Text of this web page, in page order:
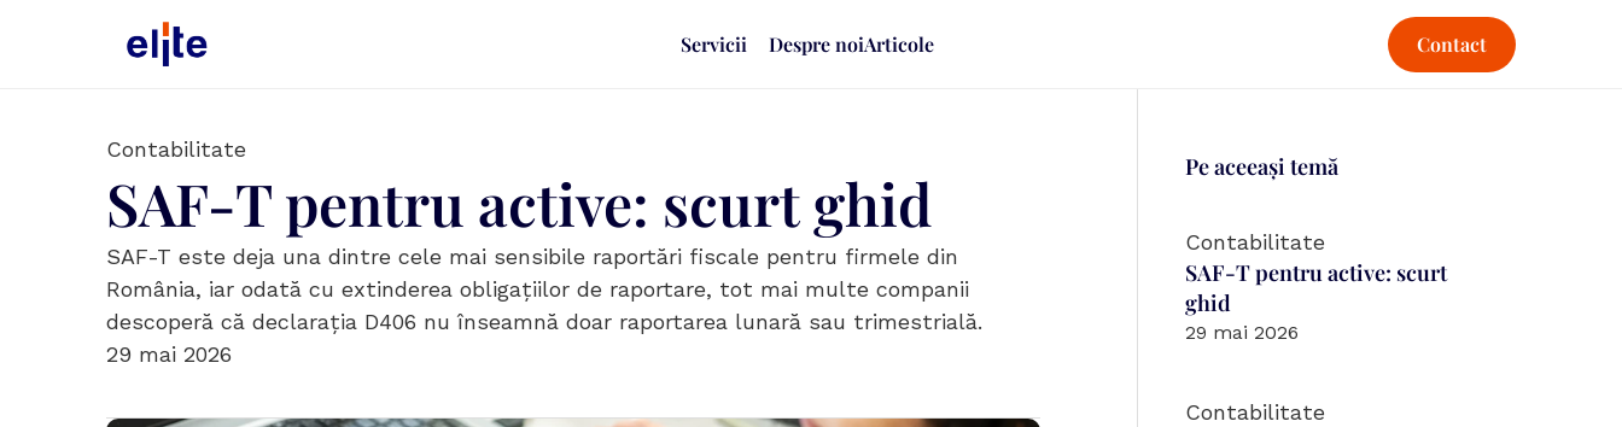
Servicii Despre noiArticole Contact
Contabilitate
SAF-T pentru active: scurt ghid
SAF-T este deja una dintre cele mai sensibile raportări fiscale pentru firmele din
România, iar odată cu extinderea obligațiilor de raportare, tot mai multe companii
descoperă că declarația D406 nu înseamnă doar raportarea lunară sau trimestrială.
29 mai 2026
Pe aceeași temă
Contabilitate
SAF-T pentru active: scurt
ghid
29 mai 2026
Contabilitate